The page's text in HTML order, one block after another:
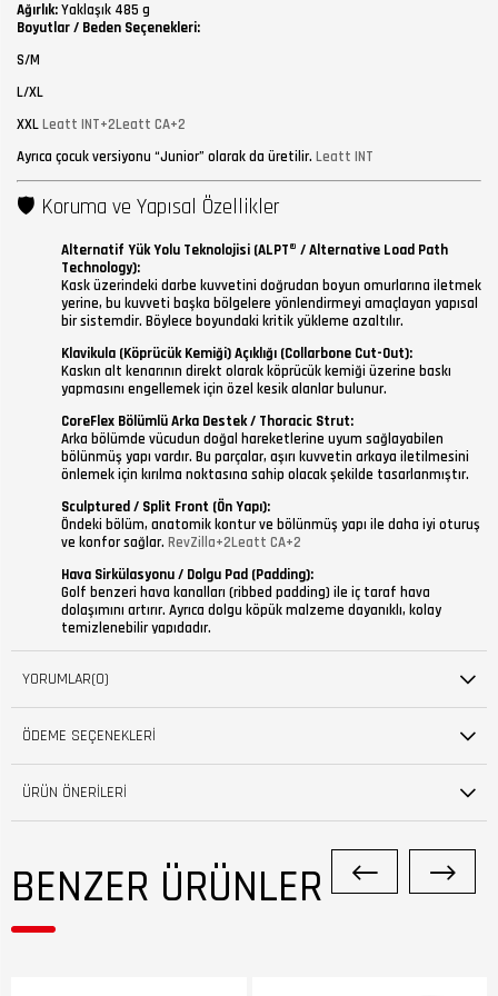
Ağırlık:Yaklaşık 485 g
Boyutlar / Beden Seçenekleri:
S/M
L/XL
XXLLeatt INT+2Leatt CA+2
Ayrıca çocuk versiyonu “Junior” olarak da üretilir. Leatt INT
🛡 Koruma ve Yapısal Özellikler
Alternatif Yük Yolu Teknolojisi (ALPT® / Alternative Load Path
Technology):
Kask üzerindeki darbe kuvvetini doğrudan boyun omurlarına iletmek
yerine, bu kuvveti başka bölgelere yönlendirmeyi amaçlayan yapısal
bir sistemdir. Böylece boyundaki kritik yükleme azaltılır.
Klavikula (Köprücük Kemiği) Açıklığı (Collarbone Cut-Out):
Kaskın alt kenarının direkt olarak köprücük kemiği üzerine baskı
yapmasını engellemek için özel kesik alanlar bulunur.
CoreFlex Bölümlü Arka Destek / Thoracic Strut:
Arka bölümde vücudun doğal hareketlerine uyum sağlayabilen
bölünmüş yapı vardır. Bu parçalar, aşırı kuvvetin arkaya iletilmesini
önlemek için kırılma noktasına sahip olacak şekilde tasarlanmıştır.
Sculptured / Split Front (Ön Yapı):
Öndeki bölüm, anatomik kontur ve bölünmüş yapı ile daha iyi oturuş
ve konfor sağlar. RevZilla+2Leatt CA+2
Hava Sirkülasyonu / Dolgu Pad (Padding):
Golf benzeri hava kanalları (ribbed padding) ile iç taraf hava
dolaşımını artırır. Ayrıca dolgu köpük malzeme dayanıklı, kolay
temizlenebilir yapıdadır.
Arka kısmında tek yönlü ayarlama sistemi ile daha iyi oturuş
Yapı Malzemesi:
Kompozit poliamid gövde (composite polyamide) sayesinde hem
📊 Performans & Koruma Seviyesi
Bağımsız laboratuvar ve sürücü testleri ile boyun yaralanmalarını önemli
oranlarda azalttığı gösterilmiştir.
azalma sağladığı iddia edilmektedir.
YORUMLAR(0)
ÖDEME SEÇENEKLERI
ÜRÜN ÖNERILERI
BENZER ÜRÜNLER